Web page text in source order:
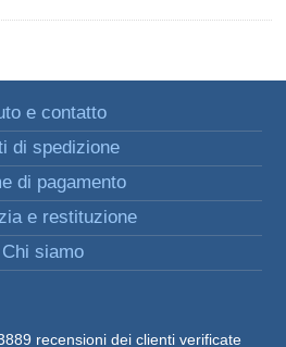
e contatto
di spedizione
di pagamento
e restituzione
Chi siamo
recensioni dei clienti verificate